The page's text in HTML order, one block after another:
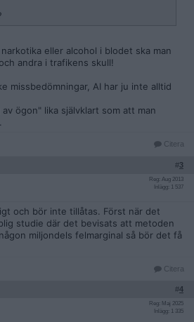
eller alcohol i blodet ska man
andra i trafikens skull!
missbedömningar, AI har ju inte alltid
ögon" lika självklart som att man
Citera
#3
Reg: Aug 2013
Inlägg: 1 537
och bör inte tillåtas. Först när det
studie där det bevisats att metoden
miljondels felmarginal så bör det få
Citera
#4
Reg: Maj 2025
Inlägg: 1 335